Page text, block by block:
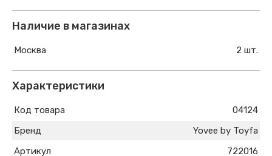
Наличие в магазинах
Москва 2 шт.
Характеристики
Код товара
04124
Бренд
Yovee by Toyfa
Артикул
722016